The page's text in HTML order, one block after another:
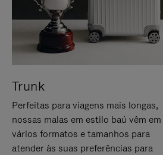
Trunk
Perfeitas para viagens mais longas,
nossas malas em estilo baú vêm em
vários formatos e tamanhos para
atender às suas preferências para